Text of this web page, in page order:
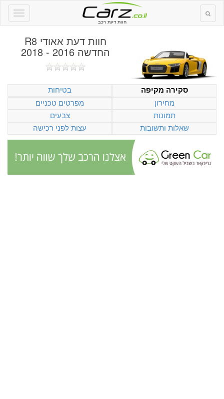
חוות דעת רכב
חוות דעת אאודי R8
החדשה 2016 - 2018
סקירה מקיפה
בטיחות
מחירון
מפרטים טכניים
תמונות
צבעים
שאלות ותשובות
עצות לפני רכישה